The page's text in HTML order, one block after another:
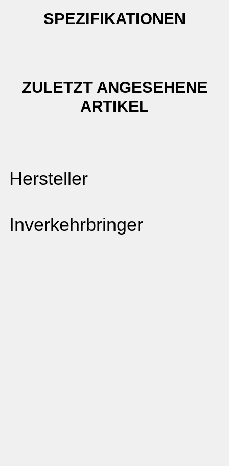
SPEZIFIKATIONEN
ZULETZT ANGESEHENE
ARTIKEL
Hersteller
Inverkehrbringer